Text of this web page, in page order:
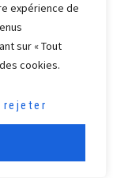
expérience de
sur « Tout
cookies.
rejeter